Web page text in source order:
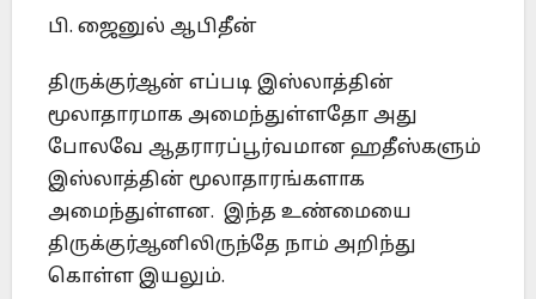
பி. ஜைனுல் ஆபிதீன்
திருக்குர்ஆன் எப்படி இஸ்லாத்தின்
மூலாதாரமாக அமைந்துள்ளதோ அது
போலவே ஆதராரப்பூர்வமான ஹதீஸ்களும்
இஸ்லாத்தின் மூலாதாரங்களாக
அமைந்துள்ளன. இந்த உண்மையை
திருக்குர்ஆனிலிருந்தே நாம் அறிந்து
கொள்ள இயலும்.